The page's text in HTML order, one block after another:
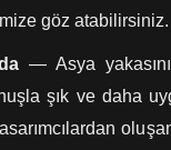
göz atabilirsiniz.
— Asya
şık ve daha